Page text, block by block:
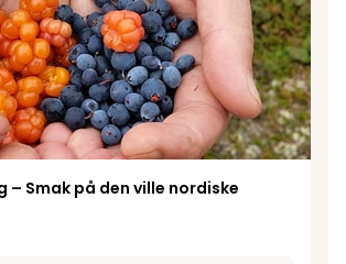
– Smak på den ville nordiske